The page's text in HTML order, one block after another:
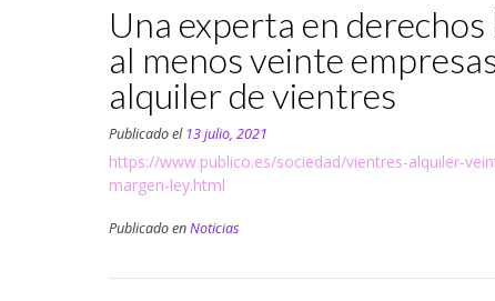
Una experta en
al menos veinte
alquiler de vientres
Publicado el 13 julio, 2021
https://www.publico.es/sociedad/vientres-alquiler-
margen-ley.html
Publicado enNoticias